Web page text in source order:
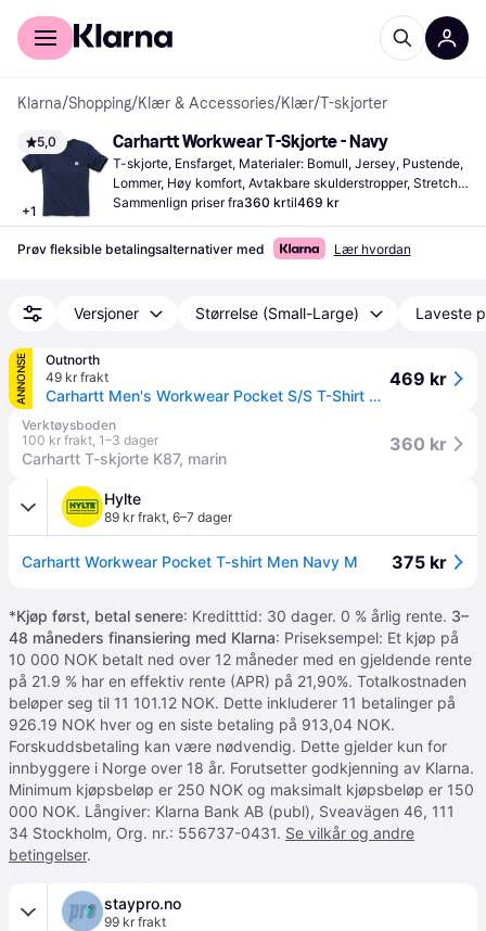
For kunder
Klarna/Shopping/Klær & Accessories/Klær/T-skjorter
5,0
+1
Carhartt Workwear T-Skjorte - Navy
T-skjorte, Ensfarget, Materialer: Bomull, Jersey, Pustende,
Lommer, Høy komfort, Avtakbare skulderstropper, Stretch,
Slitesterkt
Sammenlign priser fra360 krtil469 kr
Prøv fleksible betalingsalternativer med Lær hvordan
Versjoner Størrelse (Small-Large) Laveste
ANNONSE
Outnorth
49 kr frakt
Carhartt Men's Workwear Pocket S/S T-Shirt Navy M
469 kr
Verktøysboden
100 kr frakt, 1–3 dager
Carhartt T-skjorte K87, marin
360 kr
Hylte
89 kr frakt, 6–7 dager
Carhartt Workwear Pocket T-shirt Men Navy M 375 kr
*Kjøp først, betal senere: Kreditttid: 30 dager. 0 % årlig rente. 3–
48 måneders finansiering med Klarna: Priseksempel: Et kjøp på
10 000 NOK betalt ned over 12 måneder med en gjeldende rente
på 21.9 % har en effektiv rente (APR) på 21,90%. Totalkostnaden
beløper seg til 11 101.12 NOK. Dette inkluderer 11 betalinger på
926.19 NOK hver og en siste betaling på 913,04 NOK.
Forskuddsbetaling kan være nødvendig. Dette gjelder kun for
innbyggere i Norge over 18 år. Forutsetter godkjenning av Klarna.
Minimum kjøpsbeløp er 250 NOK og maksimalt kjøpsbeløp er 150
000 NOK. Långiver: Klarna Bank AB (publ), Sveavägen 46, 111
34 Stockholm, Org. nr.: 556737-0431. Se vilkår og andre
betingelser.
staypro.no
99 kr frakt